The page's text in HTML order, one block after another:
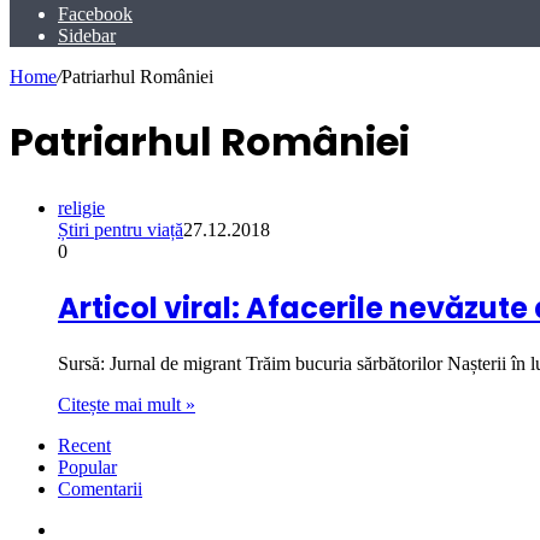
Facebook
Sidebar
Home/Patriarhul României
Patriarhul României
religie
Știri pentru viață27.12.2018
0
Articol viral: Afacerile nevăzute
Sursă: Jurnal de migrant Trăim bucuria sărbătorilor Nașterii în
Citește mai mult »
Recent
Popular
Comentarii